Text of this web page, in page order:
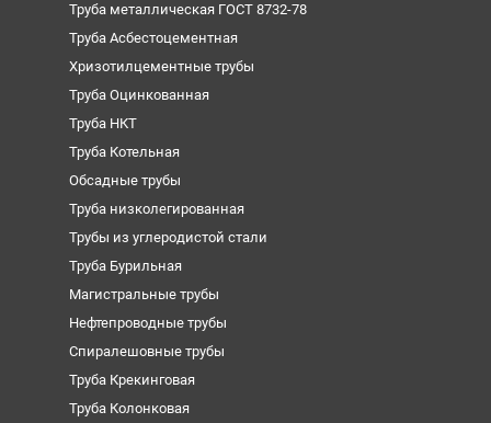
Труба металлическая ГОСТ 8732-78
Труба Асбестоцементная
Хризотилцементные трубы
Труба Оцинкованная
Труба НКТ
Труба Котельная
Обсадные трубы
Труба низколегированная
Трубы из углеродистой стали
Труба Бурильная
Магистральные трубы
Нефтепроводные трубы
Спиралешовные трубы
Труба Крекинговая
Труба Колонковая